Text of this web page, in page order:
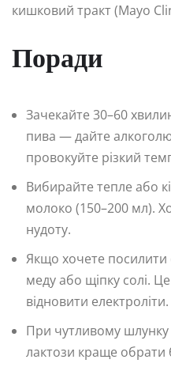
кишковий тракт (Mayo
Поради
Зачекайте 30–60
пива — дайте
провокуйте різкий
Вибирайте тепле або
молоко (150–200 мл).
нудоту.
Якщо хочете
меду або щіпку солі.
відновити електроліти.
При чутливому
лактози краще обрати